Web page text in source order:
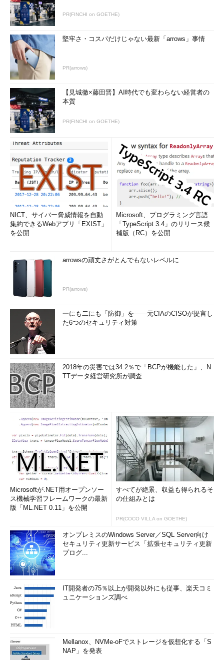
PR(FINCHI on GOETHE)
堅牢さ・コスパだけじゃない最新「arrows」事情
PR(arrows)
【見城徹×藤田晋】AI時代でも変わらない経営者の
本質
PR(FINCHI on GOETHE)
NICT、サイバー脅威情報を自動
集約できるWebアプリ「EXIST」
を公開
Microsoft、プログラミング言語
「TypeScript 3.4」のリリース候
補版（RC）を公開
arrowsの頑丈さがとんでもないレベルに
PR(arrows)
一にも二にも「防御」を――元CIAのCISOが提言し
た6つのセキュリティ対策
2018年の災害では34.2％で「BCPが機能した」、N
TTデータ経営研究所が調査
Microsoftが.NET用オープンソー
ス機械学習フレームワークの最新
版「ML.NET 0.11」を公開
すべてが絶景、収益も得られるそ
の仕組みとは
PR(COCO VILLA on GOETHE)
オンプレミスのWindows Server／SQL Server向け
セキュリティ更新サービス「拡張セキュリティ更新
プログ...
IT開発者の75％以上が開発以外にも従事、楽天コミ
ュニケーションズ調べ
Mellanox、NVMe-oFでストレージを仮想化する「S
NAP」を発表